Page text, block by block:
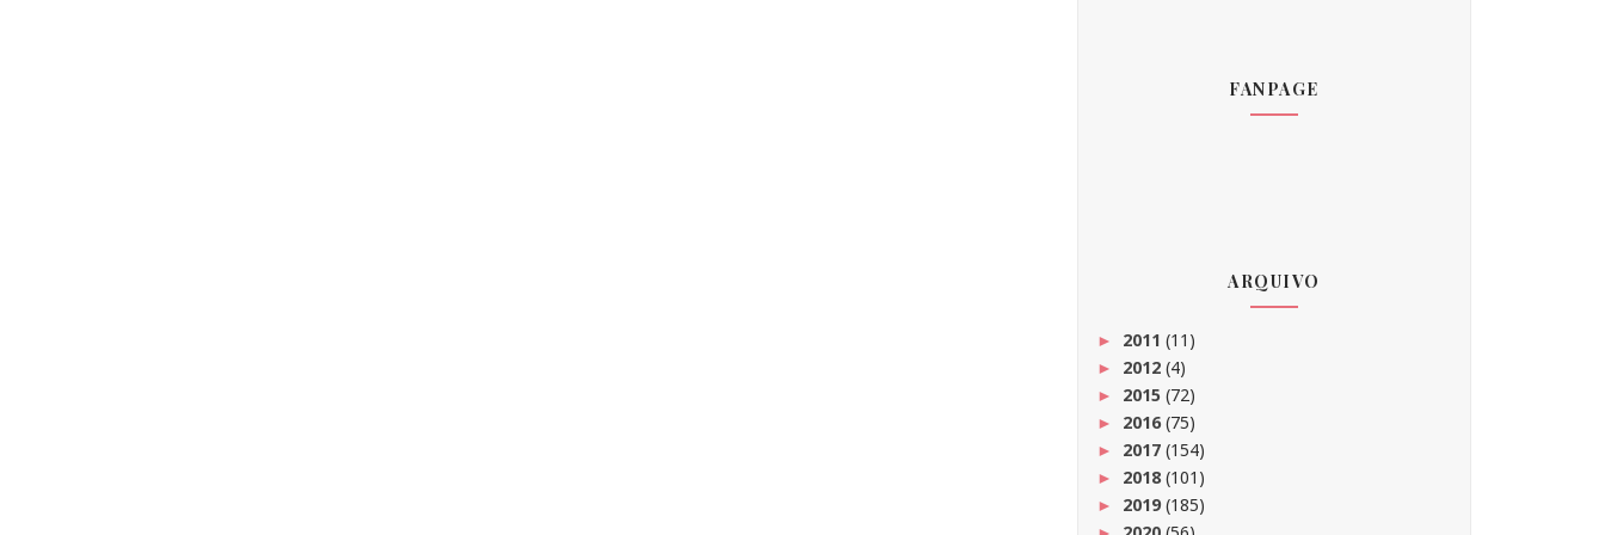
FANPAGE
ARQUIVO
► 2011 (11)
► 2012 (4)
► 2015 (72)
► 2016(75)
► 2017 (154)
► 2018 (101)
► 2019(185)